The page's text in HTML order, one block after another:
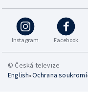
Instagram Facebook
© Česká televize
English•Ochrana soukromí